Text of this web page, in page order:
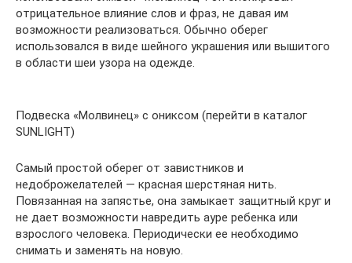
отрицательное влияние слов и фраз, не давая им
возможности реализоваться. Обычно оберег
использовался в виде шейного украшения или вышитого
в области шеи узора на одежде.
Подвеска «Молвинец» с ониксом (перейти в каталог
SUNLIGHT)
Самый простой оберег от завистников и
недоброжелателей — красная шерстяная нить.
Повязанная на запястье, она замыкает защитный круг и
не дает возможности навредить ауре ребенка или
взрослого человека. Периодически ее необходимо
снимать и заменять на новую.